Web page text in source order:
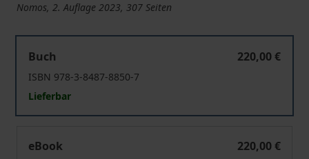
Nomos, 2. Auflage 2023, 307 Seiten
Buch
220,00 €
ISBN 978-3-8487-8850-7
Lieferbar
eBook
220,00 €